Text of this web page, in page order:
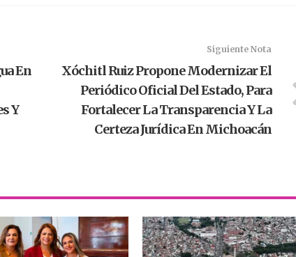
En
Y
Siguiente Nota
Xóchitl Ruiz Propone Modernizar El
Periódico Oficial Del Estado, Para
Fortalecer La Transparencia Y La
Certeza Jurídica En Michoacán